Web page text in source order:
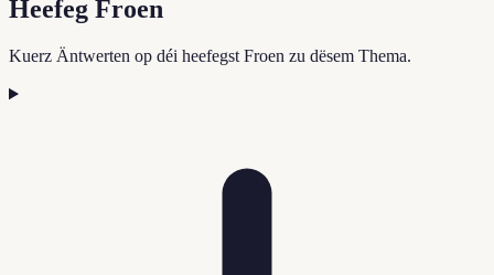
Heefeg Froen
Kuerz Äntwerten op déi heefegst Froen zu dësem Thema.